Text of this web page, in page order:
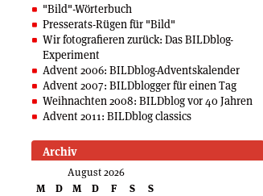
"Bild"-Wörterbuch
Presserats-Rügen für "Bild"
Wir fotografieren zurück: Das BILDblog-
Experiment
Advent 2006: BILDblog-Adventskalender
Advent 2007: BILDblogger für einen Tag
Weihnachten 2008: BILDblog vor 40 Jahren
Advent 2011: BILDblog classics
Archiv
August 2026
M
D M D F S
S